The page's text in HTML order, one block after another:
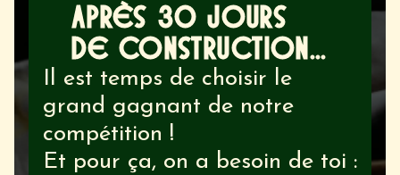
APRÈS 30 JOURS
DE CONSTRUCTION...
Il est temps de choisir le
grand gagnant de notre
compétition !
Et pour ça, on a besoin de toi :